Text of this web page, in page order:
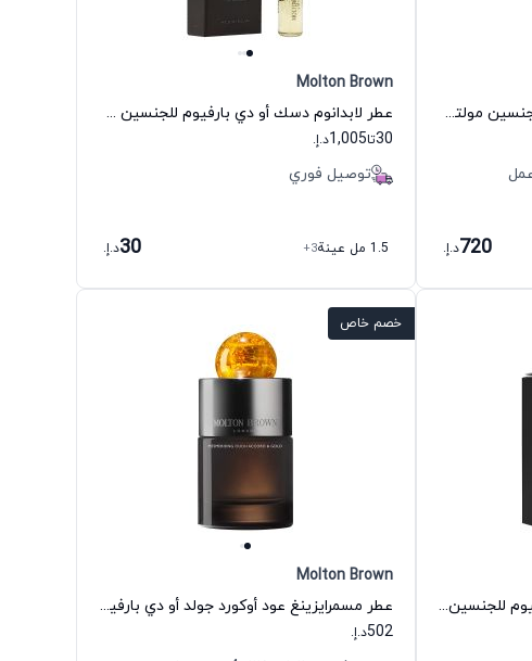
عطر نيون امبر أو دي بارفيوم للجنسين مولتون براون
720د.إ.
Molton Brown
عطر لابدانوم دسك أو دي بارفيوم للجنسين مولتون براون
30تا1,005د.إ.
توصيل فوري
1.5 مل عينة +3
30د.إ.
عطر توباكو أبسولوت أو دي بارفيوم للجنسين مولتون براون
خصم خاص
Molton Brown
عطر مسمرايزينغ عود أوكورد جولد أو دي بارفيوم للجنسين مولتون براون
502د.إ.